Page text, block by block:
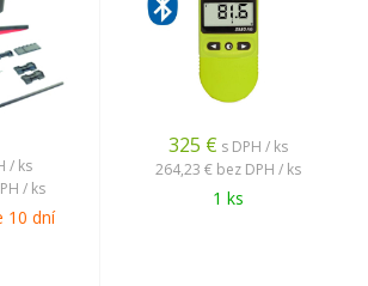
/ ks
/ ks
10 dní
325 € s DPH / ks
264,23 € bez DPH / ks
1 ks